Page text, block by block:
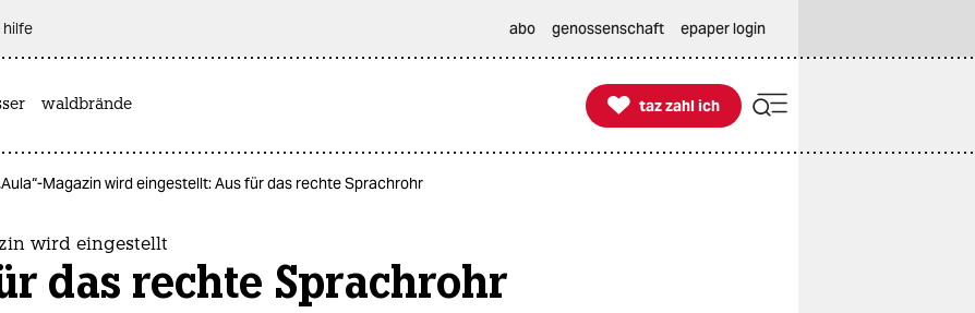
hilfe abo genossenschaft epaper login
waldbrände 
taz zahl ich
taz zahl ich
Magazin wird eingestellt: Aus für das rechte Sprachrohr
wird eingestellt
das rechte Sprachrohr